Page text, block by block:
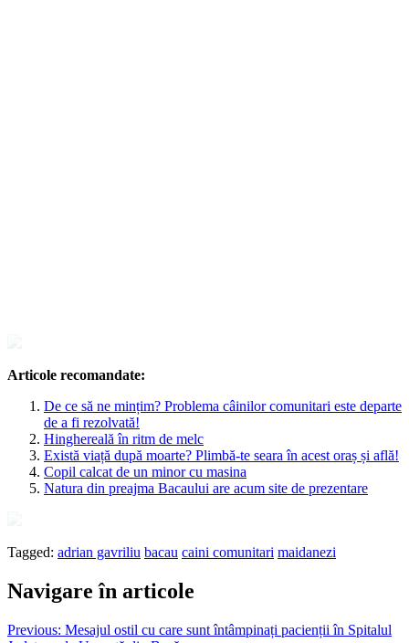
Articole recomandate:
De ce să ne mințim? Problema câinilor comunitari este departe
de a fi rezolvată!
Hinghereală în ritm de melc
Există viață după moarte? Plimbă-te seara în acest oraș și află!
Copil calcat de un minor cu masina
Natura din preajma Bacaului are acum site de prezentare
Tagged: adrian gavriliu bacau caini comunitari maidanezi
Navigare în articole
Previous: Mesajul ostil cu care sunt întâmpinați pacienții în Spitalul